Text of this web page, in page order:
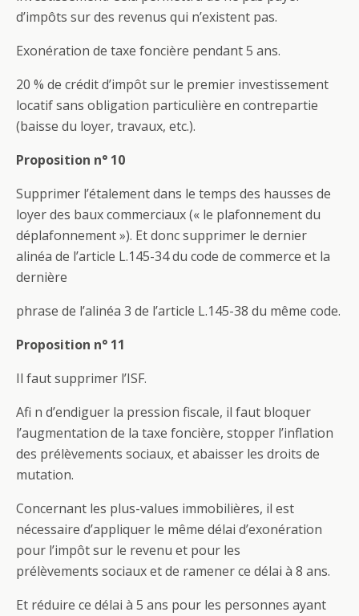
d’impôts sur des revenus qui n’existent pas.
Exonération de taxe foncière pendant 5 ans.
20 % de crédit d’impôt sur le premier investissement
locatif sans obligation particulière en contrepartie
(baisse du loyer, travaux, etc.).
Proposition n° 10
Supprimer l’étalement dans le temps des hausses de
loyer des baux commerciaux (« le plafonnement du
déplafonnement »). Et donc supprimer le dernier
alinéa de l’article L.145-34 du code de commerce et la
dernière
phrase de l’alinéa 3 de l’article L.145-38 du même code.
Proposition n° 11
Il faut supprimer l’ISF.
Afi n d’endiguer la pression fiscale, il faut bloquer
l’augmentation de la taxe foncière, stopper l’inflation
des prélèvements sociaux, et abaisser les droits de
mutation.
Concernant les plus-values immobilières, il est
nécessaire d’appliquer le même délai d’exonération
pour l’impôt sur le revenu et pour les
prélèvements sociaux et de ramener ce délai à 8 ans.
Et réduire ce délai à 5 ans pour les personnes ayant